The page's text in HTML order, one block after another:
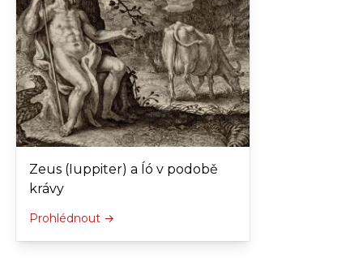
Zeus (Iuppiter) a Íó v podobě
krávy
Prohlédnout →